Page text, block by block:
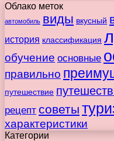
Облако меток
автомобиль виды вкусный
история классификация
обучение основные
правильно
путешествие
рецепт советы
характеристики
Категории